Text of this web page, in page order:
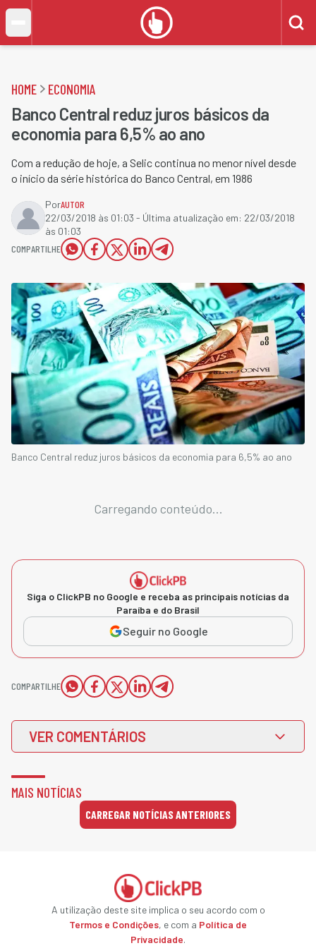
HOME ECONOMIA
Banco Central reduz juros básicos da
economia para 6,5% ao ano
Com a redução de hoje, a Selic continua no menor nível desde
o início da série histórica do Banco Central, em 1986
PorAUTOR
22/03/2018 às 01:03 - Última atualização em: 22/03/2018
às 01:03
COMPARTILHE
Banco Central reduz juros básicos da economia para 6,5% ao ano
Carregando conteúdo...
Siga o ClickPB no Google e receba as principais notícias da
Paraíba e do Brasil
Seguir no Google
COMPARTILHE
VER COMENTÁRIOS
MAIS NOTÍCIAS
CARREGAR NOTÍCIAS ANTERIORES
A utilização deste site implica o seu acordo com o
Termos e Condições, e com a Política de
Privacidade.